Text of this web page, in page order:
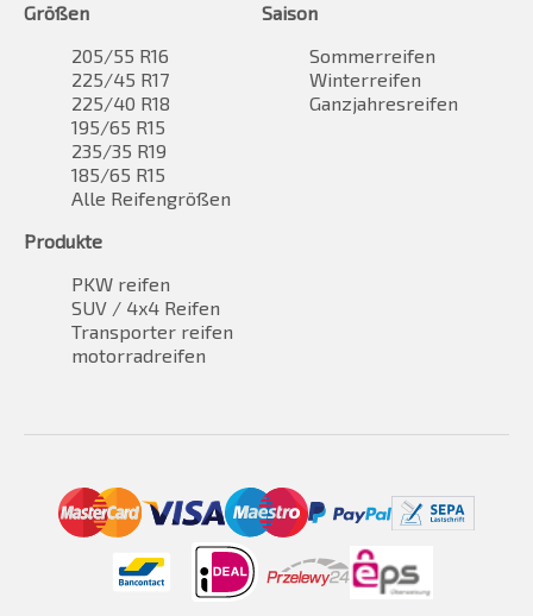
Größen
205/55 R16
225/45 R17
225/40 R18
195/65 R15
235/35 R19
185/65 R15
Alle Reifengrößen
Saison
Sommerreifen
Winterreifen
Ganzjahresreifen
Produkte
PKW reifen
SUV / 4x4 Reifen
Transporter reifen
motorradreifen